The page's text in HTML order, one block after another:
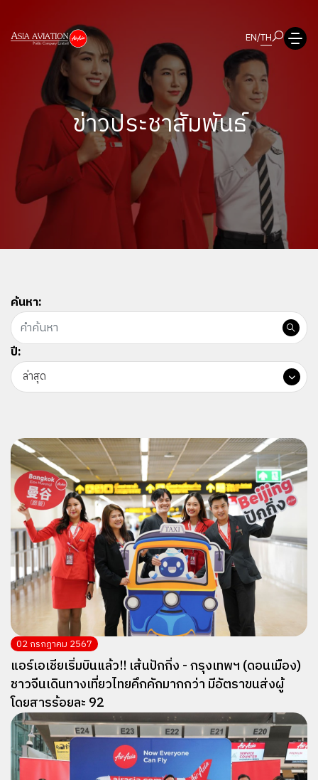
EN/TH
ข่าวประชาสัมพันธ์
ค้นหา:
ปี:
ล่าสุด
02 กรกฎาคม 2567
แอร์เอเชียเริ่มบินแล้ว!! เส้นปักกิ่ง - กรุงเทพฯ (ดอนเมือง)
ชาวจีนเดินทางเที่ยวไทยคึกคักมากกว่า มีอัตราขนส่งผู้
โดยสารร้อยละ 92